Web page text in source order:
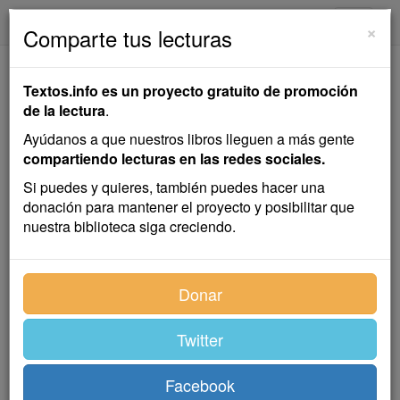
El Tonel de
Amontillado
Horacio Quiroga
Cuento
Poe dice que, habiendo soportado del mejor modo
posible las mil injusticias de Fortunato, juró vengarse
cuando éste llegó al terreno de los insultos. Y nos
cuenta cómo en una noche de carnaval le emparedó
vivo, a pesar del ruido que hacía Fortunato con sus
×
Comparte tus lecturas
Textos.info es un proyecto gratuito de promoción
de la lectura.
Ayúdanos a que nuestros libros lleguen a más gente
compartiendo lecturas en las redes sociales.
Si puedes y quieres, también puedes hacer una
donación para mantener el proyecto y posibilitar que
nuestra biblioteca siga creciendo.
Donar
Twitter
Facebook